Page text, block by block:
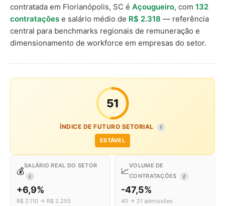
contratada em Florianópolis, SC é Açougueiro, com 132
contratações e salário médio de R$ 2.318 — referência
central para benchmarks regionais de remuneração e
dimensionamento de workforce em empresas do setor.
51
ÍNDICE DE FUTURO SETORIAL I
ESTÁVEL
💰
SALÁRIO REAL DO SETOR
I
+6,9%
R$ 2.110 → R$ 2.255
📈
VOLUME DE
CONTRATAÇÕES
I
-47,5%
40 → 21 admissões